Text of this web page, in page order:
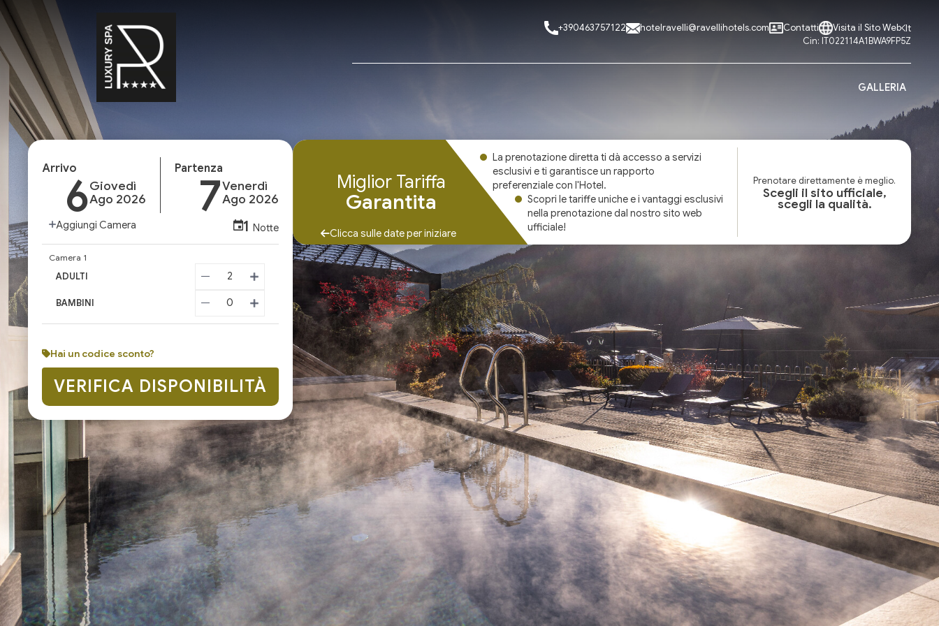
+390463757122 hotelravelli@ravellihotels.com Contatti Visita il Sito Web It
Cin: IT022114A1BWA9FP5Z
GALLERIA
Arrivo
6Giovedì
Ago 2026
Partenza
7Venerdì
Ago 2026
Aggiungi Camera 1 Notte
Camera 1
ADULTI 2
BAMBINI 0
Hai un codice sconto?
VERIFICA DISPONIBILITÀ
Miglior Tariffa
Garantita
Clicca sulle date per iniziare
La prenotazione diretta ti dà accesso a servizi
esclusivi e ti garantisce un rapporto
preferenziale con l'Hotel.
Scopri le tariffe uniche e i vantaggi esclusivi
nella prenotazione dal nostro sito web
ufficiale!
Prenotare direttamente è meglio.
Scegli il sito ufficiale,
scegli la qualità.